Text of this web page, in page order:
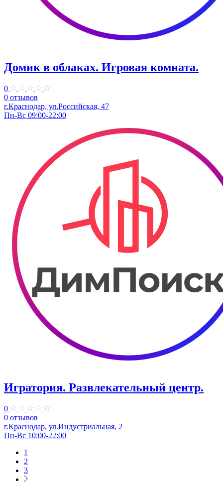
Домик в облаках. ​Игровая комната.
0
0 отзывов
г.Краснодар, ул.​Российская, 47
Пн-Вс 09:00-22:00
Игратория. Развлекательный центр.
0
0 отзывов
г.Краснодар, ул.Индустриальная, 2
Пн-Вс 10:00-22:00
1
2
3